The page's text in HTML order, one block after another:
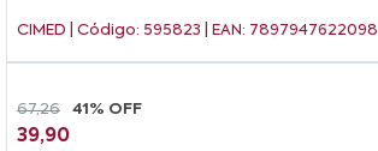
CIMED | Código: 595823 | EAN: 7897947622098
67,26 41% OFF
39,90